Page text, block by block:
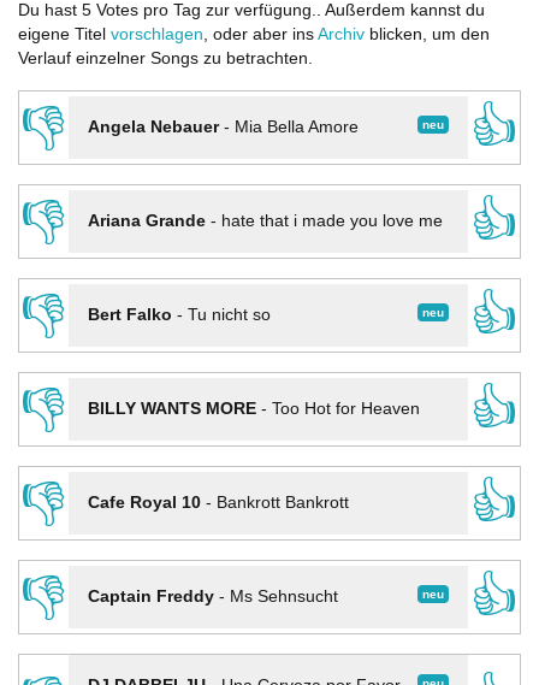
Du hast 5 Votes pro Tag zur verfügung.. Außerdem kannst du
eigene Titel vorschlagen, oder aber ins Archiv blicken, um den
Verlauf einzelner Songs zu betrachten.
👎 neu
Angela Nebauer- Mia Bella Amore
👍
👎
Ariana Grande- hate that i made you love me
👍
👎
neu
Bert Falko - Tu nicht so
👍
👎
BILLY WANTS MORE- Too Hot for Heaven
👍
👎
Cafe Royal 10- Bankrott Bankrott
👍
👎
neu
Captain Freddy- Ms Sehnsucht
👍